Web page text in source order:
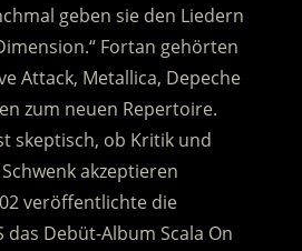
geben sie den Liedern
Fortan gehörten
Attack, Metallica, Depeche
zum neuen Repertoire.
skeptisch, ob Kritik und
akzeptieren
veröffentlichte die
das Debüt-Album Scala On